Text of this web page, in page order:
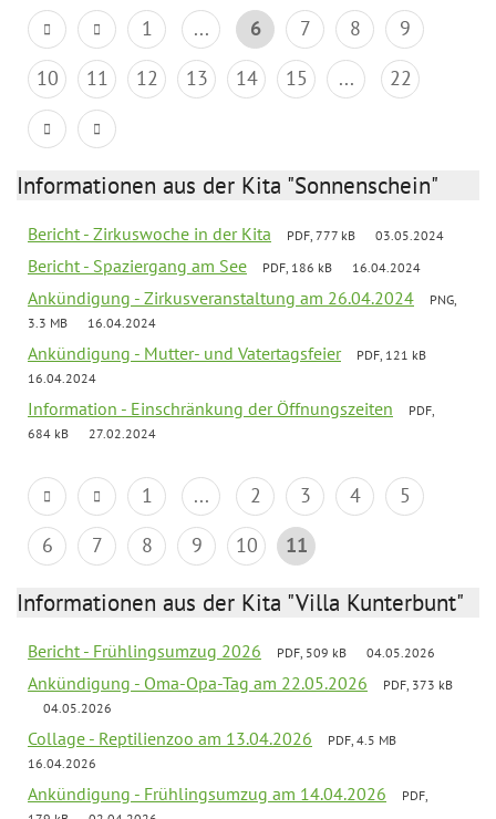
1 ... 6 7 8
9
10
11 12 13 14 15 ... 22
Informationen aus der Kita "Sonnenschein"
Bericht - Zirkuswoche in der Kita PDF, 777 kB 03.05.2024
Bericht - Spaziergang am See PDF, 186 kB 16.04.2024
Ankündigung - Zirkusveranstaltung am 26.04.2024
PNG,
3.3 MB
16.04.2024
Ankündigung - Mutter- und Vatertagsfeier
PDF, 121 kB
16.04.2024
Information - Einschränkung der Öffnungszeiten
PDF,
684 kB
27.02.2024
1 ... 2 3 4
5
6
7 8 9 10 11
Informationen aus der Kita "Villa Kunterbunt"
Bericht - Frühlingsumzug 2026 PDF, 509 kB 04.05.2026
Ankündigung - Oma-Opa-Tag am 22.05.2026
PDF, 373 kB
04.05.2026
Collage - Reptilienzoo am 13.04.2026
PDF, 4.5 MB
16.04.2026
Ankündigung - Frühlingsumzug am 14.04.2026
PDF,